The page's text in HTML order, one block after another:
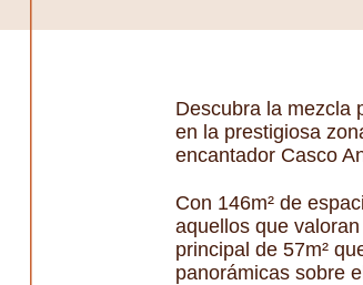
Descubra la mezcla
en la prestigiosa
encantador Casco
Con 146m² de
aquellos que
principal de 57m²
panorámicas sobre